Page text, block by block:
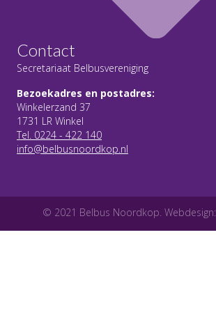
Contact
Secretariaat Belbusvereniging
Bezoekadres en postadres:
Winkelerzand 37
1731 LR Winkel
Tel. 0224 - 422 140
info@belbusnoordkop.nl
© 2021 Belbus Noordkop. Webdesign: